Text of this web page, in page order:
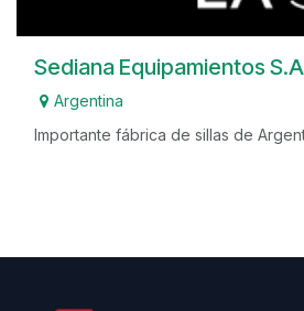
Sediana Equipamientos
Argentina
Importante fábrica de sillas de